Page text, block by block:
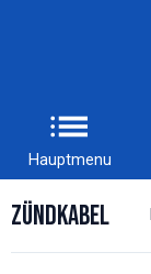
Hauptmenu
Zündkabel